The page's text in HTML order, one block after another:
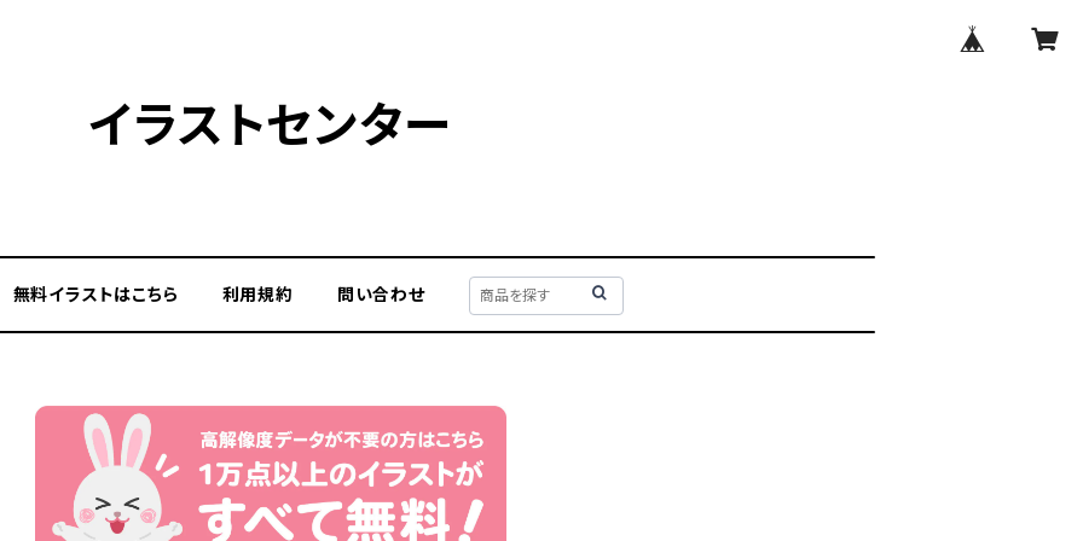
イラストセンター
無料イラストはこちら 利用規約 問い合わせ